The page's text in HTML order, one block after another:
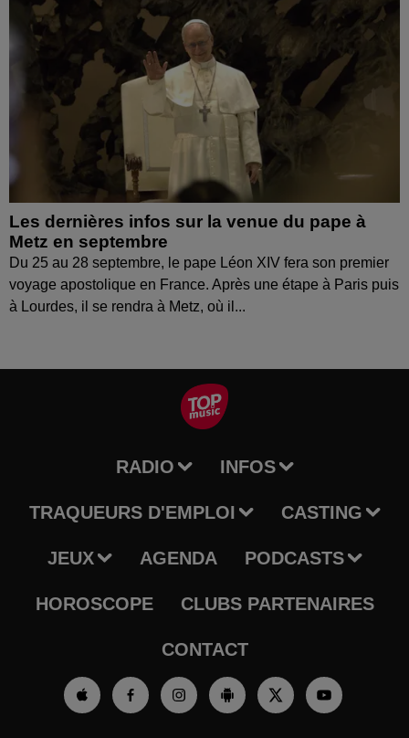
Les dernières infos sur la venue du pape à
Metz en septembre
Du 25 au 28 septembre, le pape Léon XIV fera son premier
voyage apostolique en France. Après une étape à Paris puis
à Lourdes, il se rendra à Metz, où il...
RADIO INFOS
TRAQUEURS D'EMPLOI CASTING
JEUX AGENDA PODCASTS
HOROSCOPE CLUBS PARTENAIRES
CONTACT